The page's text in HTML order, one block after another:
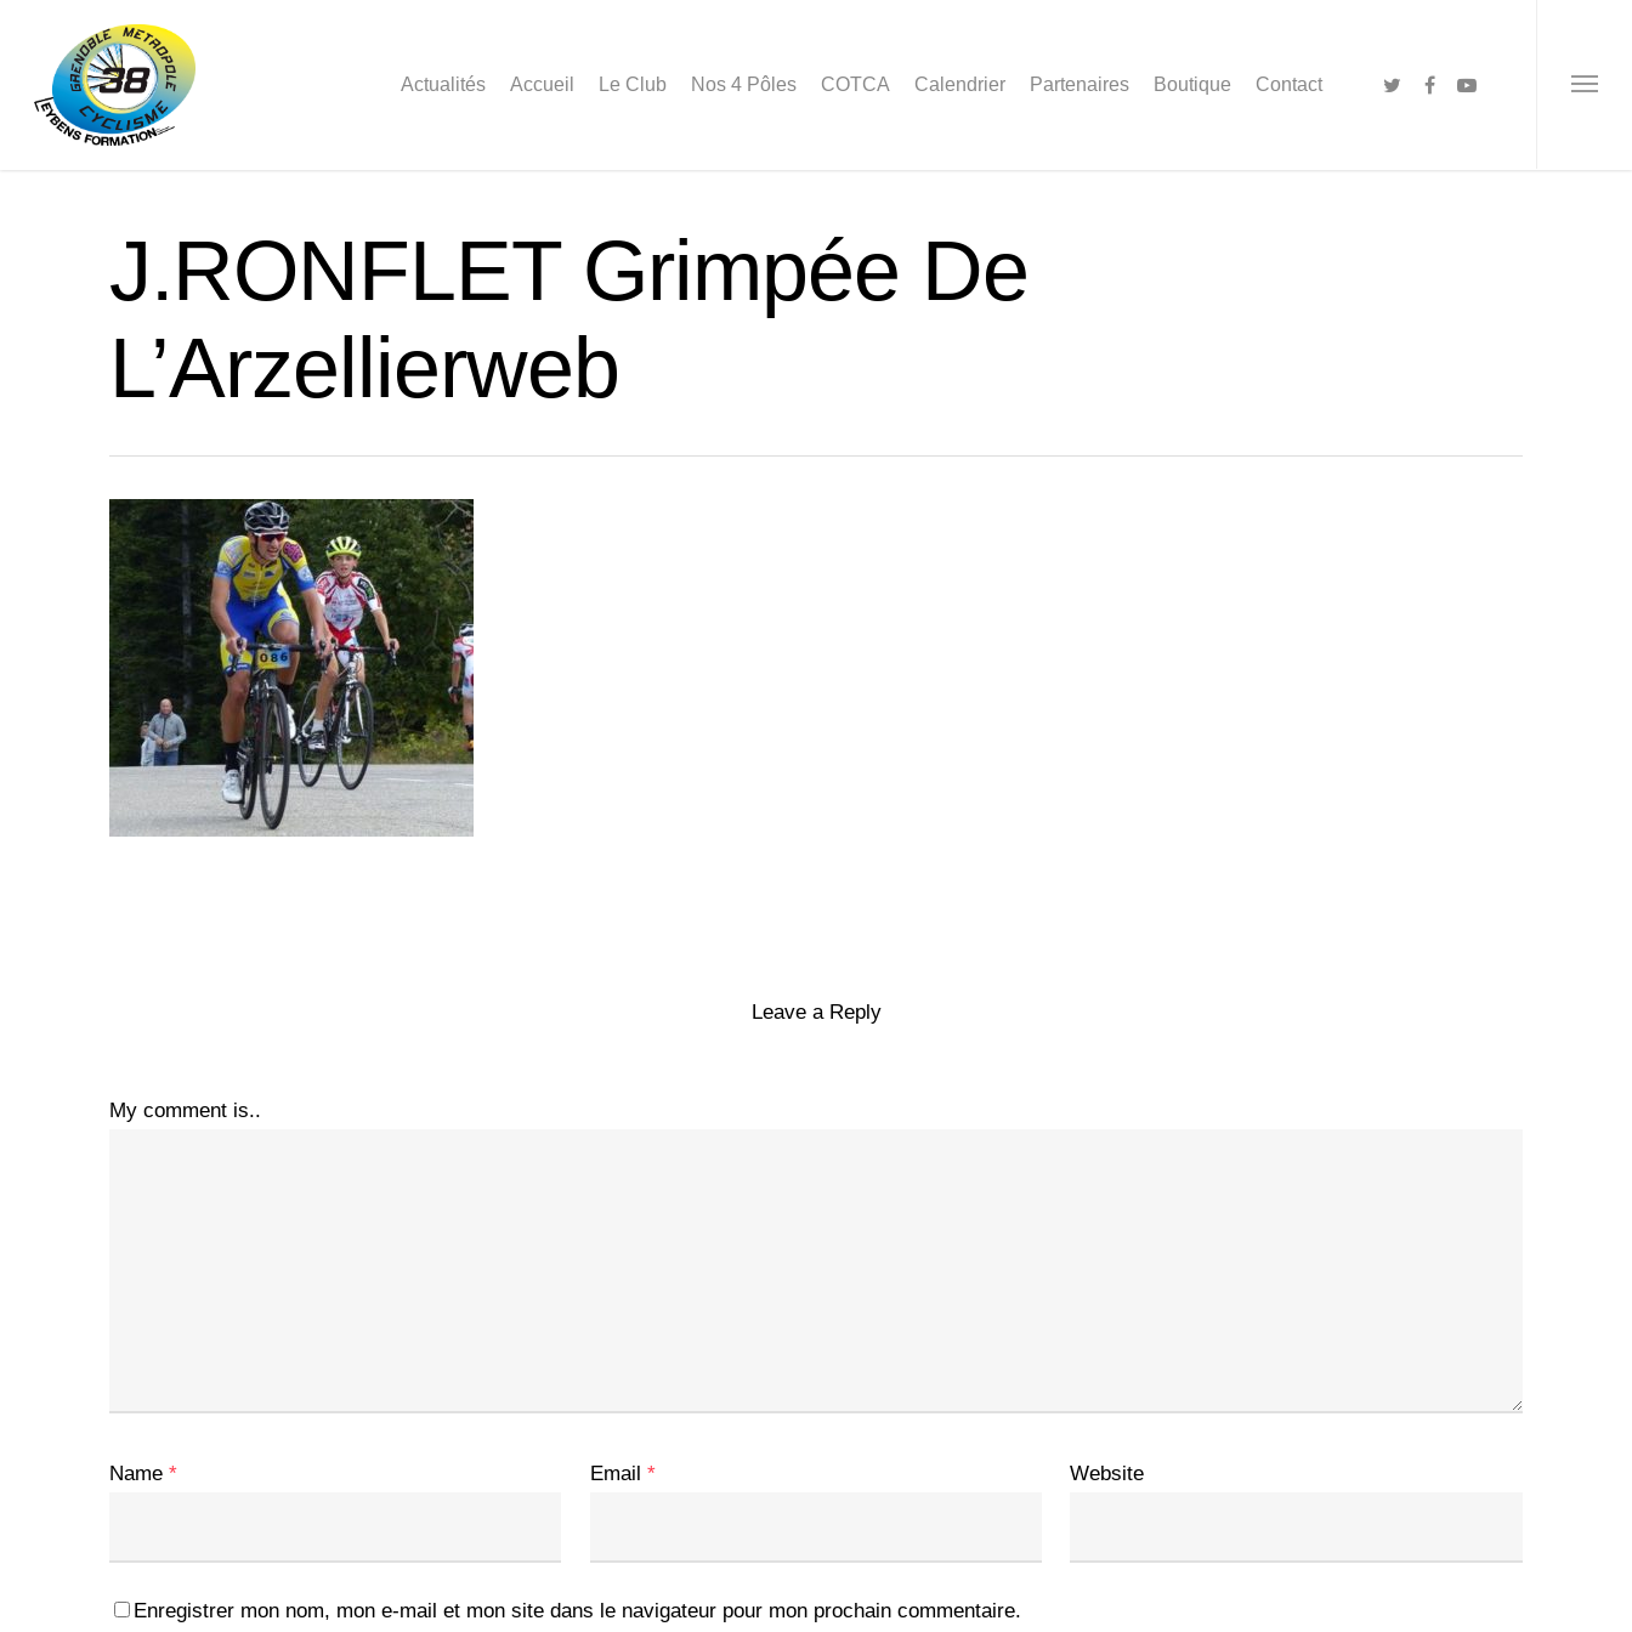
Actualités Accueil Le Club Nos 4 Pôles COTCA Calendrier Partenaires Boutique Contact
J.RONFLET Grimpée De
L’Arzellierweb
Leave a Reply
My comment is..
Name * Email * Website
Enregistrer mon nom, mon e-mail et mon site dans le navigateur pour mon prochain commentaire.